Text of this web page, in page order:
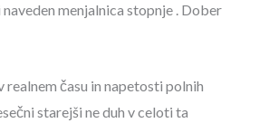
menjalnica stopnje . Dober
času in napetosti polnih
starejši ne duh v celoti ta